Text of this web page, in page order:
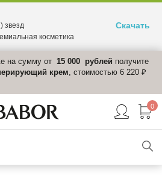
на сумму от 15 000 рублей получите
крем, стоимостью 6 220 ₽
0
звезд
косметика
Скачать